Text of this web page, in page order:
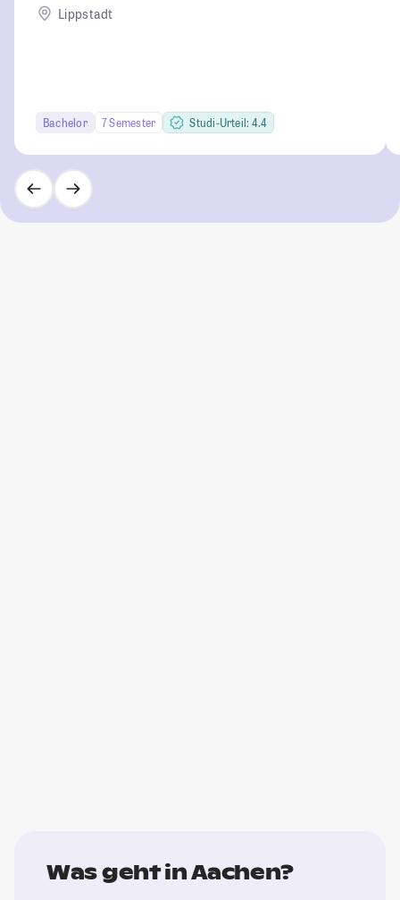
Lippstadt
Bachelor 7 Semester Studi-Urteil: 4.4
Was geht in Aachen?